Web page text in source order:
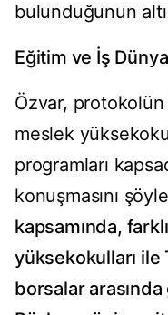
bulunduğunun
Eğitim ve İş
Özvar,
meslek
programları
konuşmasını
kapsamında,
yüksekokulları ile
borsalar